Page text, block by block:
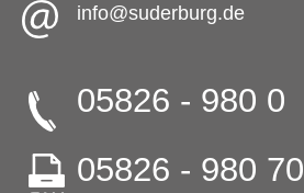
info@suderburg.de
05826 - 980 0
05826 - 980 70